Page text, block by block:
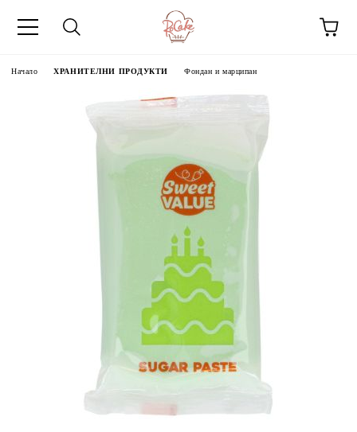
Начало ХРАНИТЕЛНИ ПРОДУКТИ Фондан и марципан